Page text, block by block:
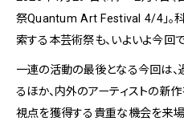
横浜赤レンガ倉 ルクア⼤阪
Spiral Rendezvous Store
Art Projects
アートプロジェクト・イベント
祭Quantum Art Festival 4/4」。
索する本芸術祭も、いよいよ今回
一連の活動の最後となる今回は
るほか、内外のアーティストの新
視点を獲得する貴重な機会を来場